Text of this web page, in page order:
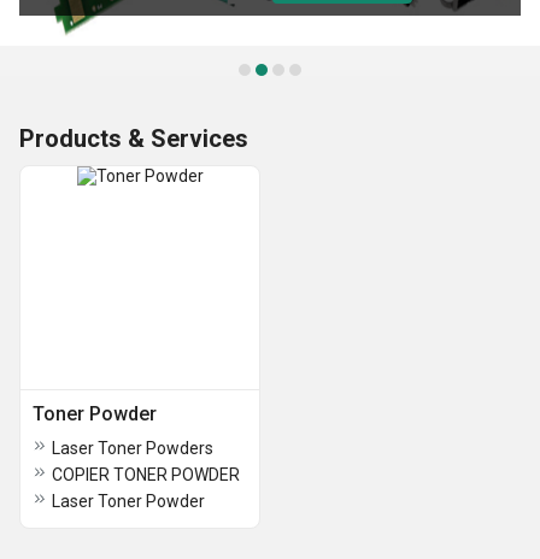
Products & Services
Toner Powder
Laser Toner Powders
COPIER TONER POWDER
Laser Toner Powder